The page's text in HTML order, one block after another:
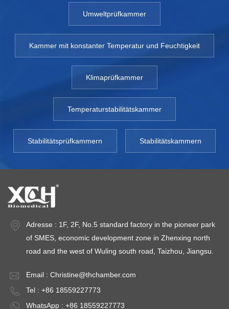
Umweltprüfkammer
Kammer mit konstanter Temperatur und Feuchtigkeit
Klimaprüfkammer
Temperaturstabilitätskammer
Stabilitätsprüfkammern Stabilitätskammern
Adresse : 1F, 2F, No.5 standard factory in the pioneer park
of SMES, economic development zone in Zhenxing north
road and the west of Wuling south road, Taizhou, Jiangsu.
Email : Christine@thchamber.com
Tel : +86 18559227773
WhatsApp : +86 18559227773